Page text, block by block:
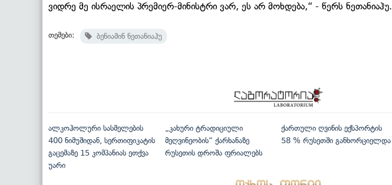
ვიდრე მე ისრაელის პრემიერ-მინისტრი ვარ, ეს არ მოხდება,“ - წერს ნეთანიაჰუ.
თემები: ბენიამინ ნეთანიაჰუ
ალკოჰოლური სასმელების
400 ნიმუშიდან, სერთიფიკატის
გაცემაზე 15 კომპანიას ეთქვა
უარი
„კახური ტრადიციული
მეღვინეობის“ ქარხანაზე
რუსეთის დროშა ფრიალებს
ქართული ღვინის ექსპორტის
58 % რუსეთში განხორციელდა